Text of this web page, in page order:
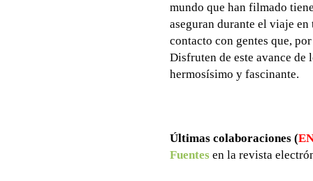
mundo que han filmado
aseguran durante el viaje
contacto con gentes que,
Disfruten de este avance de
hermosísimo y fascinante.
Últimas colaboraciones (
Fuentes en la revista